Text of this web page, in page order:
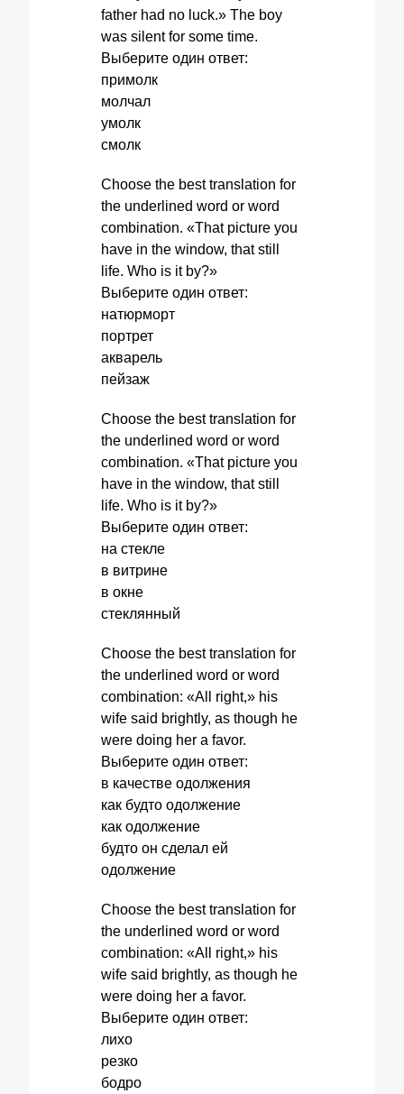
father had no luck.» The boy
was silent for some time.
Выберите один ответ:
примолк
молчал
умолк
смолк
Choose the best translation for
the underlined word or word
combination. «That picture you
have in the window, that still
life. Who is it by?»
Выберите один ответ:
натюрморт
портрет
акварель
пейзаж
Choose the best translation for
the underlined word or word
combination. «That picture you
have in the window, that still
life. Who is it by?»
Выберите один ответ:
на стекле
в витрине
в окне
стеклянный
Choose the best translation for
the underlined word or word
combination: «All right,» his
wife said brightly, as though he
were doing her a favor.
Выберите один ответ:
в качестве одолжения
как будто одолжение
как одолжение
будто он сделал ей
одолжение
Choose the best translation for
the underlined word or word
combination: «All right,» his
wife said brightly, as though he
were doing her a favor.
Выберите один ответ:
лихо
резко
бодро